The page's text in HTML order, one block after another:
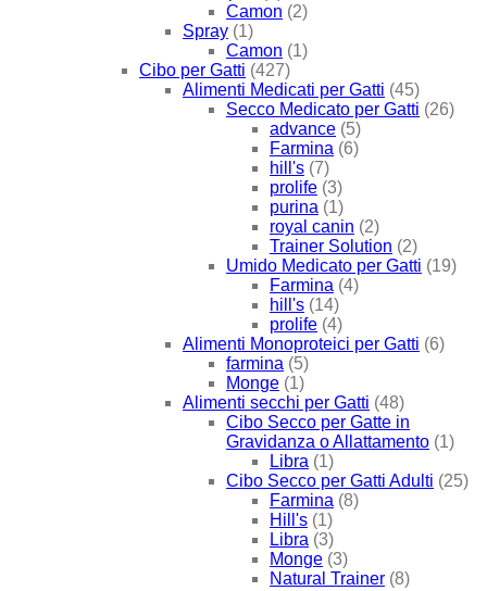
Camon (2)
Spray (1)
Camon (1)
Cibo per Gatti (427)
Alimenti Medicati per Gatti (45)
Secco Medicato per Gatti (26)
advance (5)
Farmina (6)
hill's (7)
prolife (3)
purina (1)
royal canin (2)
Trainer Solution (2)
Umido Medicato per Gatti (19)
Farmina (4)
hill's (14)
prolife (4)
Alimenti Monoproteici per Gatti (6)
farmina (5)
Monge (1)
Alimenti secchi per Gatti (48)
Cibo Secco per Gatte in
Gravidanza o Allattamento (1)
Libra (1)
Cibo Secco per Gatti Adulti (25)
Farmina (8)
Hill's (1)
Libra (3)
Monge (3)
Natural Trainer (8)